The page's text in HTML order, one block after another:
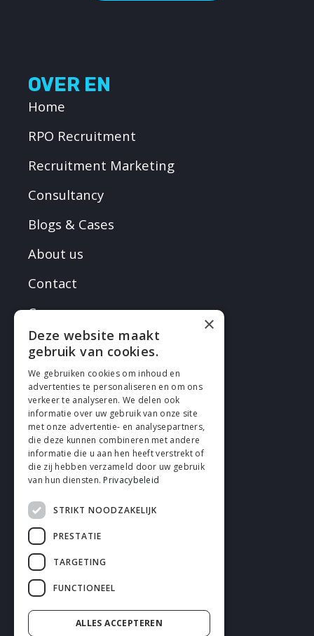
OVER EN
Home
RPO Recruitment
Recruitment Marketing
Consultancy
Blogs & Cases
About us
Contact
Careers
FOLLOW EN
Cookies
Privacy
Disclaimer
General terms and conditions
×
Deze website maakt
gebruik van cookies.
We gebruiken cookies om inhoud en
advertenties te personaliseren en om ons
verkeer te analyseren. We delen ook
informatie over uw gebruik van onze site
met onze advertentie- en analysepartners,
die deze kunnen combineren met andere
informatie die u aan hen heeft verstrekt of
die zij hebben verzameld door uw gebruik
van hun diensten. Privacybeleid
STRIKT NOODZAKELIJK
PRESTATIE
TARGETING
FUNCTIONEEL
ALLES ACCEPTEREN